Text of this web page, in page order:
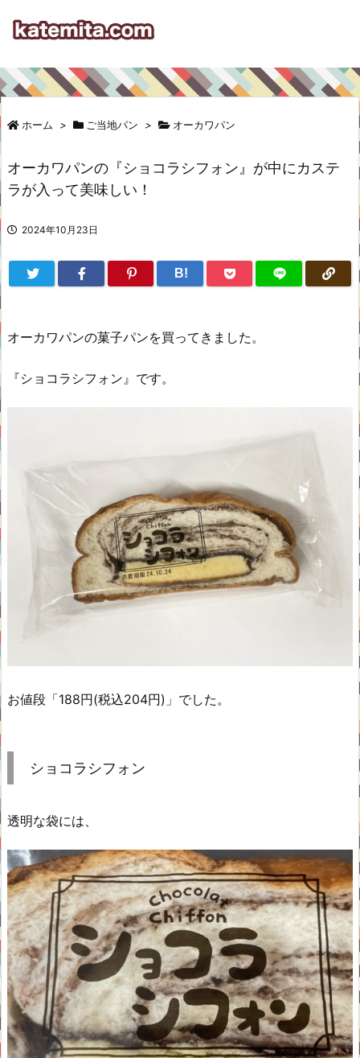
ホーム > ご当地パン > オーカワパン
オーカワパンの『ショコラシフォン』が中にカステ
ラが入って美味しい！
2024年10月23日
B!
オーカワパンの菓子パンを買ってきました。
『ショコラシフォン』です。
お値段「188円(税込204円)」でした。
ショコラシフォン
透明な袋には、